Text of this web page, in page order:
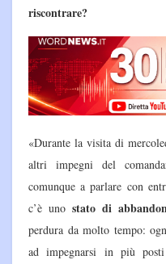
riscontrare?
«Durante la visita di
altri impegni del
comunque a parlare con
c’è uno stato di
perdura da molto tempo:
ad impegnarsi in più